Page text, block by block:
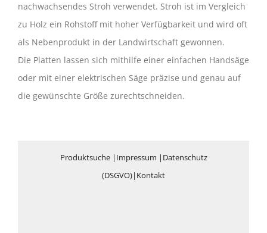
nachwachsendes Stroh verwendet. Stroh ist im Vergleich
zu Holz ein Rohstoff mit hoher Verfügbarkeit und wird oft
als Nebenprodukt in der Landwirtschaft gewonnen.
Die Platten lassen sich mithilfe einer einfachen Handsäge
oder mit einer elektrischen Säge präzise und genau auf
die gewünschte Größe zurechtschneiden.
Produktsuche| Impressum | Datenschutz
(DSGVO)| Kontakt